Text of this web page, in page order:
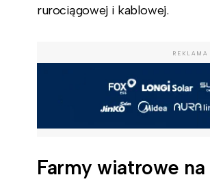
rurociągowej i kablowej.
REKLAMA
Farmy wiatrowe na